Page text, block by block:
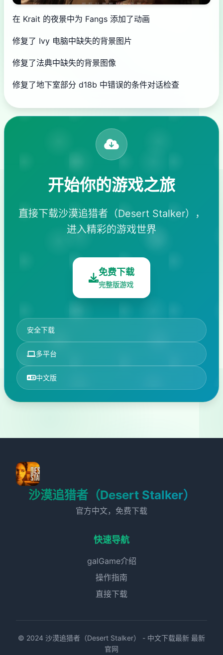
在 Krait 的夜景中为 Fangs 添加了动画
修复了 Ivy 电脑中缺失的背景图片
修复了法典中缺失的背景图像
修复了地下室部分 d18b 中错误的条件对话检查
开始你的游戏之旅
直接下载沙漠追猎者（Desert Stalker），
进入精彩的游戏世界
免费下载
完整版游戏
安全下载
多平台
中文版
沙漠追猎者（Desert Stalker）
官方中文，免费下载
快速导航
galGame介绍
操作指南
直接下载
© 2024 沙漠追猎者（Desert Stalker） - 中文下载最新 最新
官网